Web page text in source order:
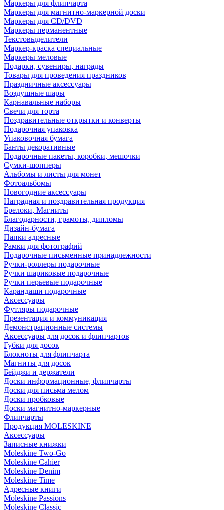
Маркеры для флипчарта
Маркеры для магнитно-маркерной доски
Маркеры для CD/DVD
Маркеры перманентные
Текстовыделители
Маркер-краска специальные
Маркеры меловые
Подарки, сувениры, награды
Товары для проведения праздников
Праздничные аксессуары
Воздушные шары
Карнавальные наборы
Свечи для торта
Поздравительные открытки и конверты
Подарочная упаковка
Упаковочная бумага
Банты декоративные
Подарочные пакеты, коробки, мешочки
Сумки-шопперы
Альбомы и листы для монет
Фотоальбомы
Новогодние аксессуары
Наградная и поздравительная продукция
Брелоки, Магниты
Благодарности, грамоты, дипломы
Дизайн-бумага
Папки адресные
Рамки для фотографий
Подарочные письменные принадлежности
Ручки-роллеры подарочные
Ручки шариковые подарочные
Ручки перьевые подарочные
Карандаши подарочные
Аксессуары
Футляры подарочные
Презентация и коммуникация
Демонстрационные системы
Аксессуары для досок и флипчартов
Губки для досок
Блокноты для флипчарта
Магниты для досок
Бейджи и держатели
Доски информационные, флипчарты
Доски для письма мелом
Доски пробковые
Доски магнитно-маркерные
Флипчарты
Продукция MOLESKINE
Аксессуары
Записные книжки
Moleskine Two-Go
Moleskine Cahier
Moleskine Denim
Moleskine Time
Адресные книги
Moleskine Passions
Moleskine Classic